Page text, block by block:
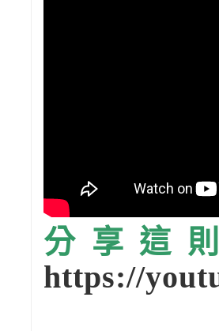
分享這
https://